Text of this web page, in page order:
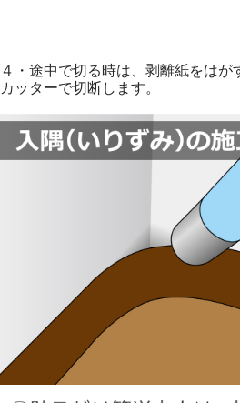
４・途中で切る時は、剥離紙をはが
カッターで切断します。